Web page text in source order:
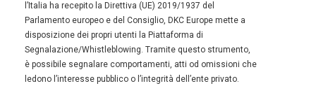
l’Italia ha recepito la Direttiva (UE) 2019/1937 del
Parlamento europeo e del Consiglio, DKC Europe mette a
disposizione dei propri utenti la Piattaforma di
Segnalazione/Whistleblowing. Tramite questo strumento,
è possibile segnalare comportamenti, atti od omissioni che
ledono l’interesse pubblico o l’integrità dell’ente privato.